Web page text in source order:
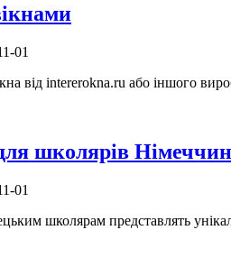
01
від intererokna.ru або іншого
школярів
01
школярам представлять